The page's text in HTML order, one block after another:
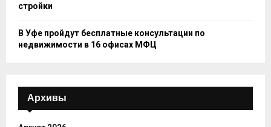
стройки
В Уфе пройдут бесплатные консультации по
недвижимости в 16 офисах МФЦ
Архивы